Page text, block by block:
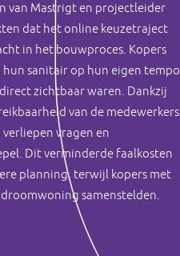
van Mastrigt en projectleider
dat het online keuzetraject
in het bouwproces. Kopers
hun sanitair op hun eigen tempo
zichtbaar waren. Dankzij
van de medewerkers
verliepen vragen en
Dit verminderde faalkosten
planning, terwijl kopers met
samenstelden.